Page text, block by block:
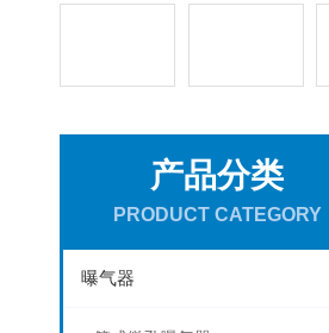
产品分类
PRODUCT CATEGORY
曝气器